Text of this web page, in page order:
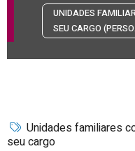
UNIDADES
SEU CARGO
Unidades familiares
seu cargo